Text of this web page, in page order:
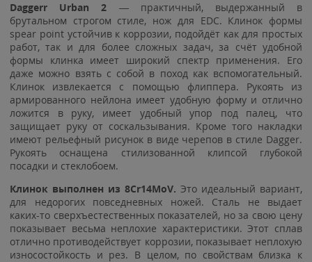
Daggerr Urban 2 — практичный, выдержанный в
брутальном строгом стиле, нож для EDC. Клинок формы
spear point устойчив к коррозии, подойдёт как для простых
работ, так и для более сложных задач, за счёт удобной
формы клинка имеет широкий спектр применения. Его
даже можно взять с собой в поход как вспомогательный.
Клинок извлекается с помощью флиппера. Рукоять из
армированного нейлона имеет удобную форму и отлично
ложится в руку, имеет удобный упор под палец, что
защищает руку от соскальзывания. Кроме того накладки
имеют рельефный рисунок в виде черепов в стиле Dagger.
Рукоять оснащена стилизованной клипсой глубокой
посадки и стеклобоем.
Клинок выполнен из 8Cr14MoV. Это идеальный вариант,
для недорогих повседневных ножей. Сталь не выдает
каких-то сверхъестественных показателей, но за свою цену
показывает весьма неплохие характеристики. Этот сплав
отлично противодействует коррозии, показывает неплохую
износостойкость и рез. В целом, по свойствам близка к